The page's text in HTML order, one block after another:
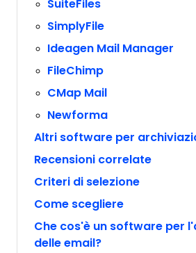
SuiteFiles
SimplyFile
Ideagen Mail Manager
FileChimp
CMap Mail
Newforma
Altri software per
Recensioni correlate
Criteri di selezione
Come scegliere
Che cos'è un software per
delle email?